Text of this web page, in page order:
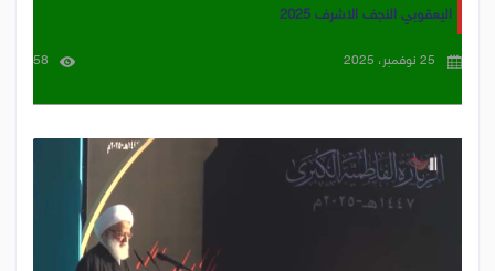
اليعقوبي النجف الاشرف 2025
25 نوفمبر، 2025 58